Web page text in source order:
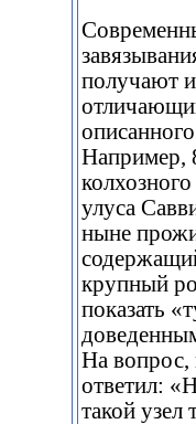
получают
Например,
улуса
ныне
крупный
показать
На вопрос,
ответил:
такой узел